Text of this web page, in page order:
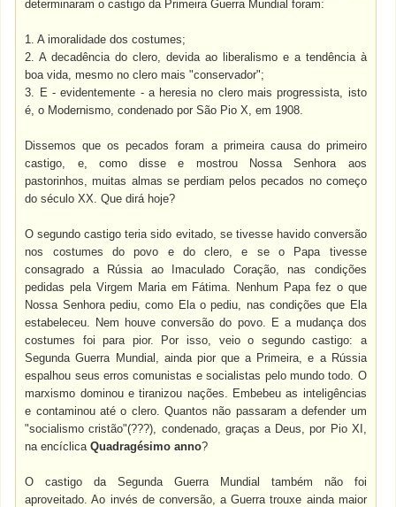
determinaram o castigo da Primeira Guerra Mundial foram:
1. A imoralidade dos costumes;
2. A decadência do clero, devida ao liberalismo e a tendência à
boa vida, mesmo no clero mais "conservador";
3. E - evidentemente - a heresia no clero mais progressista, isto
é, o Modernismo, condenado por São Pio X, em 1908.
Dissemos que os pecados foram a primeira causa do primeiro
castigo, e, como disse e mostrou Nossa Senhora aos
pastorinhos, muitas almas se perdiam pelos pecados no começo
do século XX. Que dirá hoje?
O segundo castigo teria sido evitado, se tivesse havido conversão
nos costumes do povo e do clero, e se o Papa tivesse
consagrado a Rússia ao Imaculado Coração, nas condições
pedidas pela Virgem Maria em Fátima. Nenhum Papa fez o que
Nossa Senhora pediu, como Ela o pediu, nas condições que Ela
estabeleceu. Nem houve conversão do povo. E a mudança dos
costumes foi para pior. Por isso, veio o segundo castigo: a
Segunda Guerra Mundial, ainda pior que a Primeira, e a Rússia
espalhou seus erros comunistas e socialistas pelo mundo todo. O
marxismo dominou e tiranizou nações. Embebeu as inteligências
e contaminou até o clero. Quantos não passaram a defender um
"socialismo cristão"(???), condenado, graças a Deus, por Pio XI,
na encíclicaQuadragésimo anno?
O castigo da Segunda Guerra Mundial também não foi
aproveitado. Ao invés de conversão, a Guerra trouxe ainda maior